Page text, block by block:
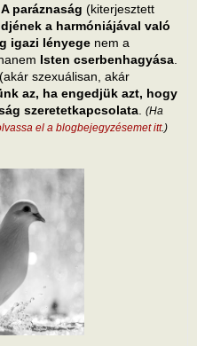
paráznaság (kiterjesztett
a harmóniájával való
igazi lényege nem a
Isten cserbenhagyása
(akár szexuálisan, akár
az, ha engedjük azt, hogy
szeretetkapcsolata (Ha
el a blogbejegyzésemet itt.)